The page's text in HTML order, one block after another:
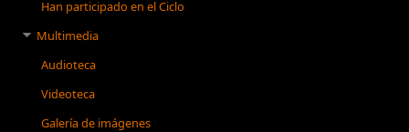
Han participado en el Ciclo
Multimedia
Audioteca
Videoteca
Galería de imágenes